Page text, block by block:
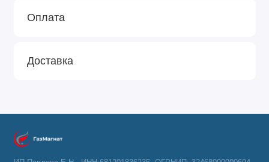
Оплата
Доставка